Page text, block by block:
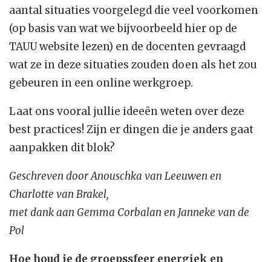
aantal situaties voorgelegd die veel voorkomen
(op basis van wat we bijvoorbeeld hier op de
TAUU website lezen) en de docenten gevraagd
wat ze in deze situaties zouden doen als het zou
gebeuren in een online werkgroep.
Laat ons vooral jullie ideeën weten over deze
best practices! Zijn er dingen die je anders gaat
aanpakken dit blok?
Geschreven door Anouschka van Leeuwen en
Charlotte van Brakel,
met dank aan Gemma Corbalan en Janneke van de
Pol
Hoe houd je de groepssfeer energiek en